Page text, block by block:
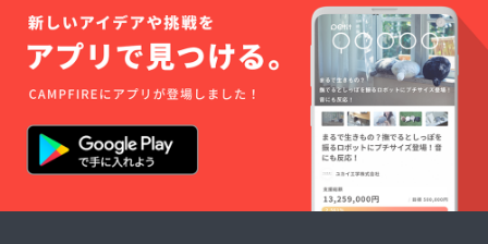
た場合
も旗類
が連な
る形で
の装飾
かねま
すこと
ご了承
くださ
た場合
ご希望
のお名
前での
履行が
難しい
場合が
ござい
ますこ
と予め
くださ
インを
入れた
状態で
ご自宅
へ発送
させて
いただ
きま
す。 ⑤
生誕限
ジナル
旗 当日
の装飾
に使用
する、
のぼり
旗を作
成いた
しま
す。 の
ぼり旗
考欄に